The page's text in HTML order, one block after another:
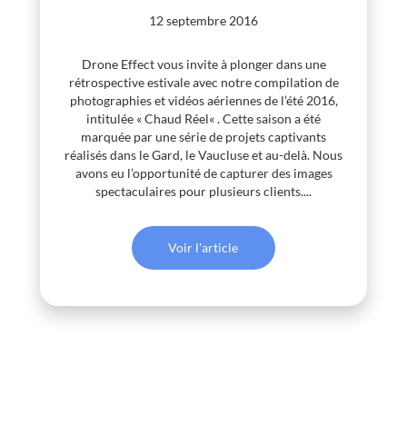
12 septembre 2016
Drone Effect vous invite à plonger dans une
rétrospective estivale avec notre compilation de
photographies et vidéos aériennes de l’été 2016,
intitulée « Chaud Réel« . Cette saison a été
marquée par une série de projets captivants
réalisés dans le Gard, le Vaucluse et au-delà. Nous
avons eu l’opportunité de capturer des images
spectaculaires pour plusieurs clients....
Voir l'article